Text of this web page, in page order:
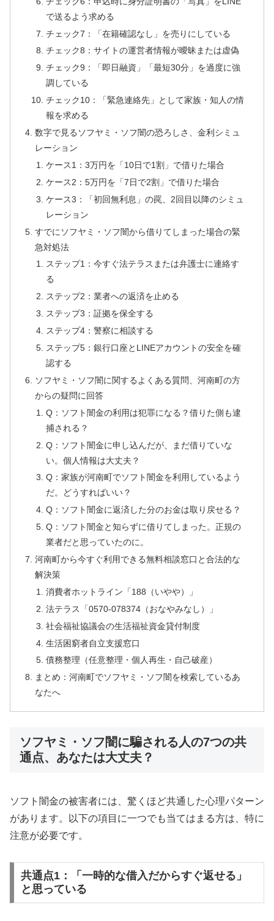
で送るよう求める
チェック7：「在籍確認なし」を売りにしている
チェック8：サイトの運営者情報が曖昧または虚偽
チェック9：「即日融資」「最短30分」を過度に強
調している
チェック10：「緊急連絡先」として家族・知人の情
報を求める
数字で見るソフヤミ・ソフ闇の恐ろしさ、金利シミュ
レーション
ケース1：3万円を「10日で1割」で借りた場合
ケース2：5万円を「7日で2割」で借りた場合
ケース3：「初回無利息」の罠、2回目以降のシミュ
レーション
すでにソフヤミ・ソフ闇から借りてしまった場合の緊
急対処法
ステップ1：今すぐ法テラスまたは弁護士に連絡す
る
ステップ2：業者への返済を止める
ステップ3：証拠を保全する
ステップ4：警察に相談する
ステップ5：銀行口座とLINEアカウントの安全を確
認する
ソフヤミ・ソフ闇に関するよくある質問、河南町の方
からの疑問に回答
Q：ソフト闇金の利用は犯罪になる？借りた側も逮
捕される？
Q：ソフト闇金に申し込んだが、まだ借りていな
い。個人情報は大丈夫？
Q：家族が河南町でソフト闇金を利用しているよう
だ。どうすればいい？
Q：ソフト闇金に返済した分のお金は取り戻せる？
Q：ソフト闇金と知らずに借りてしまった。正規の
業者だと思っていたのに。
河南町から今すぐ利用できる無料相談窓口と合法的な
解決策
消費者ホットライン「188（いやや）」
法テラス「0570-078374（おなやみなし）」
社会福祉協議会の生活福祉資金貸付制度
生活困窮者自立支援窓口
債務整理（任意整理・個人再生・自己破産）
まとめ：河南町でソフヤミ・ソフ闇を検索しているあ
なたへ
ソフヤミ・ソフ闇に騙される人の7つの共
通点、あなたは大丈夫？
ソフト闇金の被害者には、驚くほど共通した心理パターン
があります。以下の項目に一つでも当てはまる方は、特に
注意が必要です。
共通点1：「一時的な借入だからすぐ返せる」
と思っている